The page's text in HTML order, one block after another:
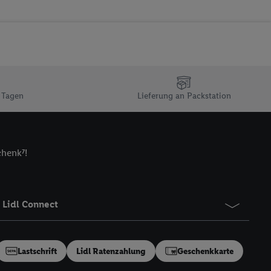
Lieferung an Packstation
Lidl Connect
Lastschrift Lidl Ratenzahlung Geschenkkarte
bestehendes Lidl
verwenden
auszuspielen.
E-Mail-
verfügbar ist.
und einer
Kennung
Dritten betrieben
speziell zur
„Nutzung der
(nur für